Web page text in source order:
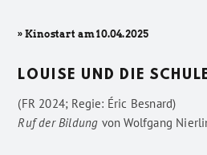
» Kinostart am 10.04.2025
LOUISE UND DIE
(FR 2024; Regie: Éric Besnard)
Ruf der Bildung vonWolfgang